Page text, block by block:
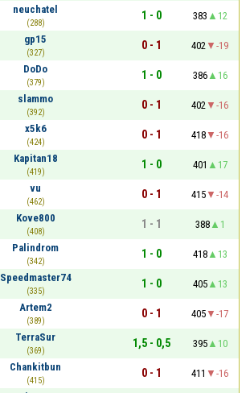
neuchatel
(288)
1 - 0 383
12
gp15
(327)
0 - 1 402
-19
DoDo
(379)
1 - 0 386
16
slammo
(392)
0 - 1 402
-16
x5k6
(424)
0 - 1 418
-16
Kapitan18
(419)
1 - 0 401
17
vu
(462)
0 - 1 415
-14
Kove800
(408)
1 - 1 388
1
Palindrom
(342)
1 - 0 418
13
Speedmaster74
(335)
1 - 0 405
13
Artem2
(389)
0 - 1 405
-17
TerraSur
(369)
1,5 - 0,5 395
10
Chankitbun
(415)
0 - 1 411
-16